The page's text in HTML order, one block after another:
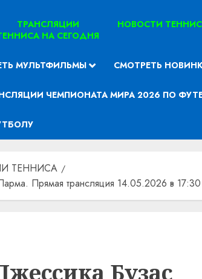
ТРАНСЛЯЦИИ
НА СЕГОДНЯ
НОВОСТИ
МУЛЬТФИЛЬМЫ СМОТРЕТЬ
ЧЕМПИОНАТА МИРА 2026 ПО
ТЕННИСА
Прямая трансляция 14.05.2026 в 17:30
Бузас